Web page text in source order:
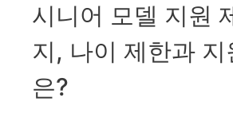
시니어 모델 지원
지, 나이 제한과 지
은?